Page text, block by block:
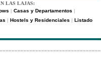
LAS LAJAS:
Casas y Departamentos
Hostels y Residenciales
Listado